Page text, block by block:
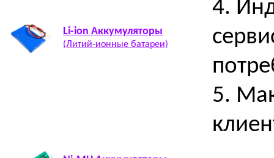
4.
5.
Li-ion Аккумуляторы
(Литий-ионные батареи)